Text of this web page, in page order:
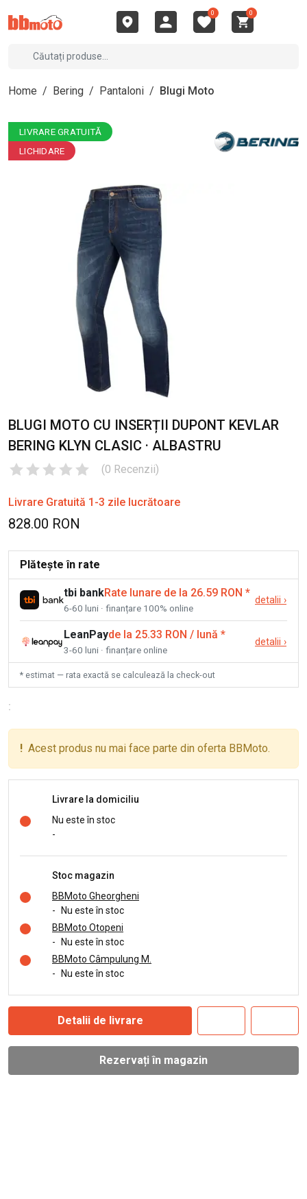
0 0
Home / Bering / Pantaloni / Blugi Moto
LIVRARE GRATUITĂ
LICHIDARE
BLUGI MOTO CU INSERȚII DUPONT KEVLAR
BERING KLYN CLASIC · ALBASTRU
(0 Recenzii)
Livrare Gratuită 1-3 zile lucrătoare
828.00 RON
Plătește în rate
tbi bankRate lunare de la 26.59 RON *
6-60 luni · finanțare 100% online
detalii ›
LeanPayde la 25.33 RON / lună *
3-60 luni · finanțare online
detalii ›
* estimat — rata exactă se calculează la check-out
:
! Acest produs nu mai face parte din oferta BBMoto.
Livrare la domiciliu
Nu este în stoc
-
Stoc magazin
BBMoto Gheorgheni
-
Nu este în stoc
BBMoto Otopeni
-
Nu este în stoc
BBMoto Câmpulung M.
-
Nu este în stoc
Detalii de livrare
Rezervați în magazin